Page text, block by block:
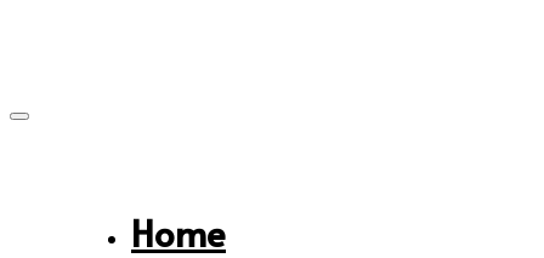
navigation
Home